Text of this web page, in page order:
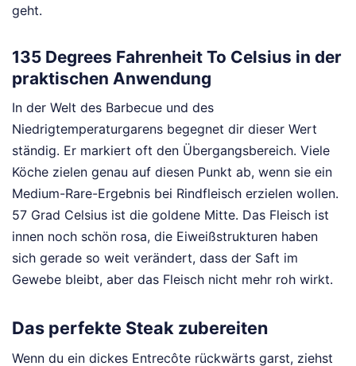
geht.
135 Degrees Fahrenheit To Celsius in der
praktischen Anwendung
In der Welt des Barbecue und des
Niedrigtemperaturgarens begegnet dir dieser Wert
ständig. Er markiert oft den Übergangsbereich. Viele
Köche zielen genau auf diesen Punkt ab, wenn sie ein
Medium-Rare-Ergebnis bei Rindfleisch erzielen wollen.
57 Grad Celsius ist die goldene Mitte. Das Fleisch ist
innen noch schön rosa, die Eiweißstrukturen haben
sich gerade so weit verändert, dass der Saft im
Gewebe bleibt, aber das Fleisch nicht mehr roh wirkt.
Das perfekte Steak zubereiten
Wenn du ein dickes Entrecôte rückwärts garst, ziehst